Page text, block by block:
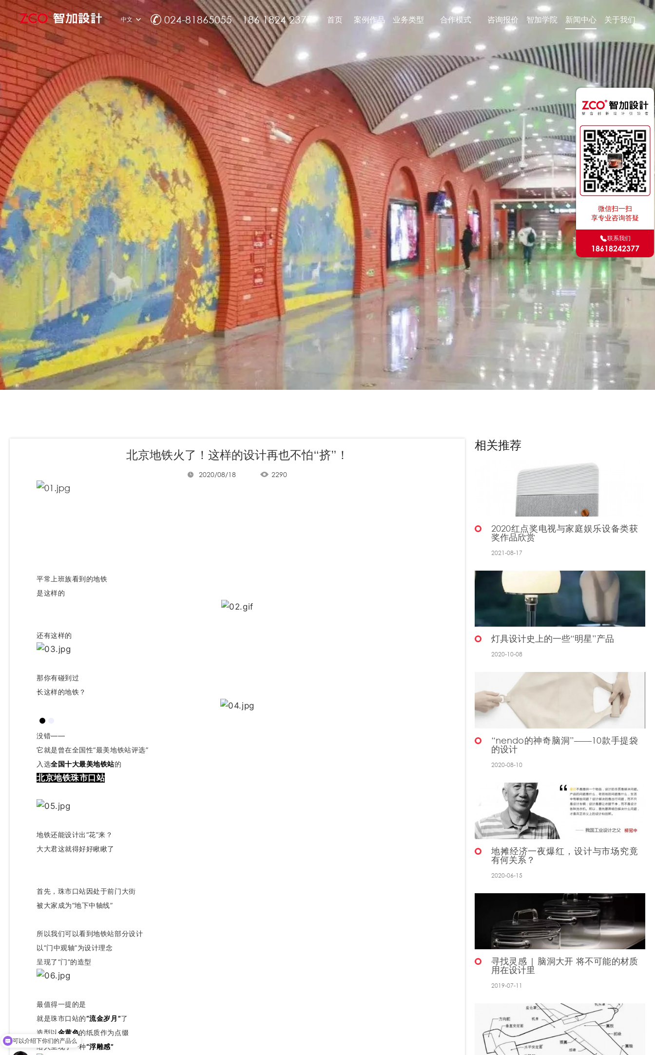
中文 024-81865055 186 1824 2377 首页 案例作品 业务类型 合作模式 咨询报价 智加学院 新闻中心 关于我们
相关推荐
2020红点奖电视与家庭娱乐设备类获
奖作品欣赏
2021-08-17
灯具设计史上的一些“明星”产品
2020-10-08
“nendo的神奇脑洞”——10款手提袋
的设计
2020-08-10
地摊经济一夜爆红，设计与市场究竟
有何关系？
2020-06-15
寻找灵感 | 脑洞大开 将不可能的材质
用在设计里
2019-07-11
北京地铁火了！这样的设计再也不怕“挤”！
2020/08/18 2290
平常上班族看到的地铁
是这样的
还有这样的
那你有碰到过
长这样的地铁？
没错——
它就是曾在全国性“最美地铁站评选”
入选全国十大最美地铁站的
北京地铁珠市口站
地铁还能设计出“花”来？
大大君这就得好好瞅瞅了
首先，珠市口站因处于前门大街
被大家成为“地下中轴线”
所以我们可以看到地铁站部分设计
以“门中观轴”为设计理念
呈现了“门”的造型
最值得一提的是
就是珠市口站的“流金岁月”了
造型以金黄色的纸质作为点缀
给人呈现了一种“浮雕感”
微信扫一扫
享专业咨询答疑
联系我们
18618242377
你们的需求是什么？